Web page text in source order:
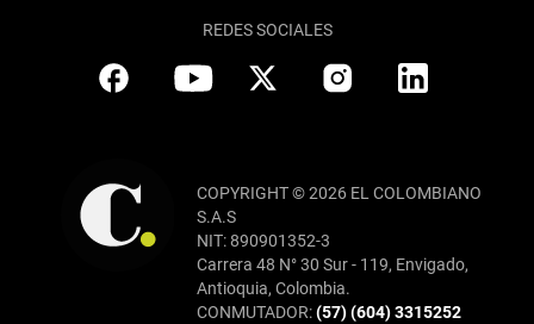
REDES SOCIALES
COPYRIGHT © 2026 EL COLOMBIANO
S.A.S
NIT: 890901352-3
Carrera 48 N° 30 Sur - 119, Envigado,
Antioquia, Colombia.
CONMUTADOR:(57) (604) 3315252